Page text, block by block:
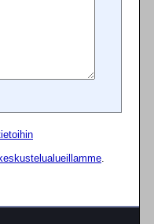
keskustelualueillamme